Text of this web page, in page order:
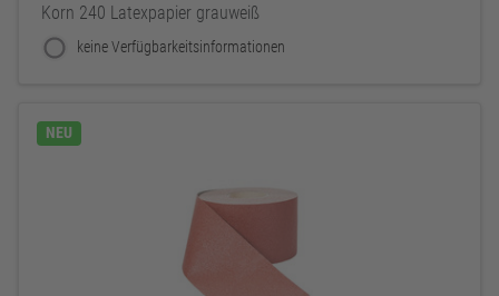
Korn 240 Latexpapier grauweiß
keine Verfügbarkeitsinformationen
NEU